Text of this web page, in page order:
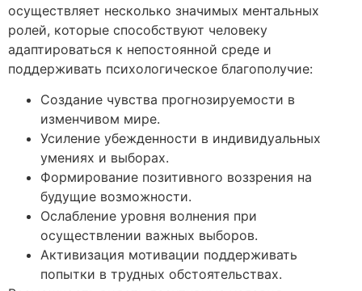
осуществляет несколько значимых ментальных
ролей, которые способствуют человеку
адаптироваться к непостоянной среде и
поддерживать психологическое благополучие:
Создание чувства прогнозируемости в
изменчивом мире.
Усиление убежденности в индивидуальных
умениях и выборах.
Формирование позитивного воззрения на
будущие возможности.
Ослабление уровня волнения при
осуществлении важных выборов.
Активизация мотивации поддерживать
попытки в трудных обстоятельствах.